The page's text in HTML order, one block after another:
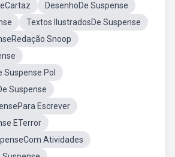
DesenhoDe Suspense
Textos IlustradosDe Suspense
Snoop
Suspense Pol
Suspense
Escrever
ETerror
Atividades